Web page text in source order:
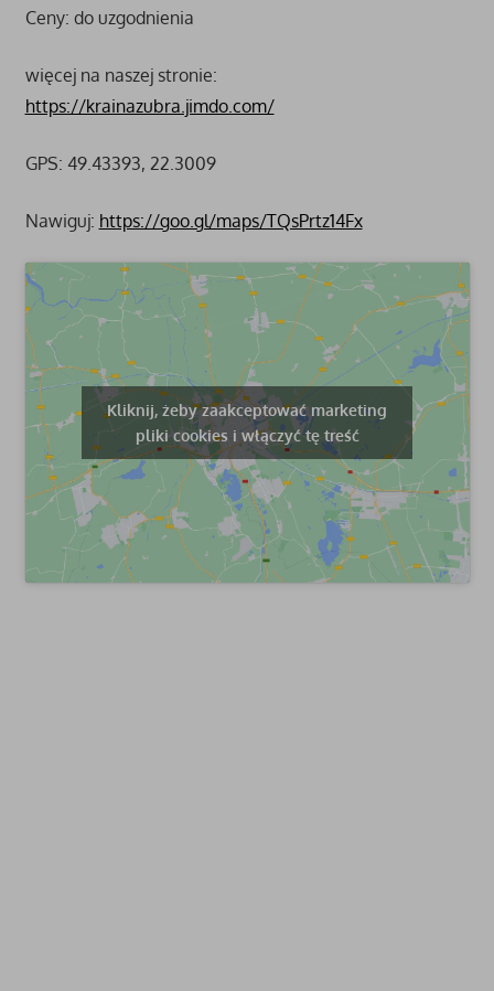
Ceny: do uzgodnienia
więcej na naszej stronie:
https://krainazubra.jimdo.com/
GPS: 49.43393, 22.3009
Nawiguj: https://goo.gl/maps/TQsPrtz14Fx
Kliknij, żeby zaakceptować marketing
pliki cookies i włączyć tę treść